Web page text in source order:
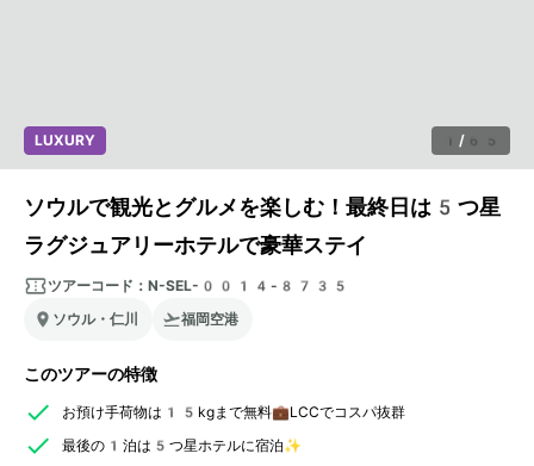
1 / 65
LUXURY
ソウルで観光とグルメを楽しむ！最終日は5つ星
ラグジュアリーホテルで豪華ステイ
ツアーコード： N-SEL-0014-8735
ソウル・仁川
福岡空港
このツアーの特徴
お預け手荷物は15kgまで無料💼LCCでコスパ抜群
最後の1泊は5つ星ホテルに宿泊✨